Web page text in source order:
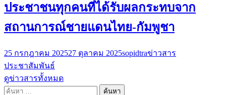
ประชาชนทุกคนที่ได้รับผลกระทบจาก
สถานการณ์ชายแดนไทย-กัมพูชา
25 กรกฎาคม 202527 ตุลาคม 2025sopidtraข่าวสาร
ประชาสัมพันธ์
ดูข่าวสารทั้งหมด
ค้นหา